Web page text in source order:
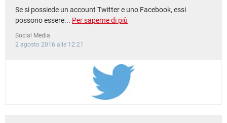
Se si possiede un account Twitter e uno Facebook, essi
possono essere... Per saperne di più
Social Media
2 agosto 2016 alle 12:21